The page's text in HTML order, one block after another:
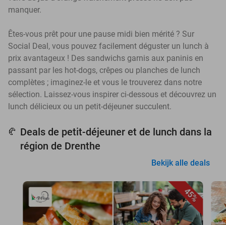
manquer.
Êtes-vous prêt pour une pause midi bien mérité ? Sur
Social Deal, vous pouvez facilement déguster un lunch à
prix avantageux ! Des sandwichs garnis aux paninis en
passant par les hot-dogs, crêpes ou planches de lunch
complètes ; imaginez-le et vous le trouverez dans notre
sélection. Laissez-vous inspirer ci-dessous et découvrez un
lunch délicieux ou un petit-déjeuner succulent.
🥐 Deals de petit-déjeuner et de lunch dans la
région de Drenthe
Bekijk alle deals
45%